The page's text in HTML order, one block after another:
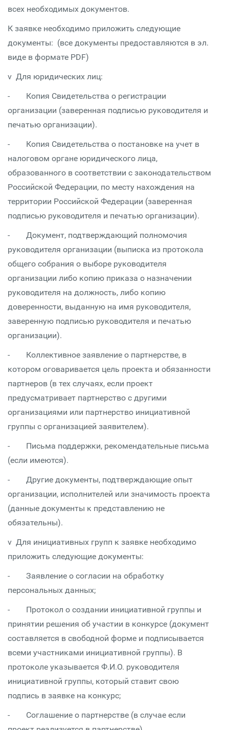
всех необходимых документов.
К заявке необходимо приложить следующие
документы: (все документы предоставляются в эл.
виде в формате PDF)
v Для юридических лиц:
- Копия Свидетельства о регистрации
организации (заверенная подписью руководителя и
печатью организации).
- Копия Свидетельства о постановке на учет в
налоговом органе юридического лица,
образованного в соответствии с законодательством
Российской Федерации, по месту нахождения на
территории Российской Федерации (заверенная
подписью руководителя и печатью организации).
- Документ, подтверждающий полномочия
руководителя организации (выписка из протокола
общего собрания о выборе руководителя
организации либо копию приказа о назначении
руководителя на должность, либо копию
доверенности, выданную на имя руководителя,
заверенную подписью руководителя и печатью
организации).
- Коллективное заявление о партнерстве, в
котором оговаривается цель проекта и обязанности
партнеров (в тех случаях, если проект
предусматривает партнерство с другими
организациями или партнерство инициативной
группы с организацией заявителем).
- Письма поддержки, рекомендательные письма
(если имеются).
- Другие документы, подтверждающие опыт
организации, исполнителей или значимость проекта
(данные документы к представлению не
обязательны).
v Для инициативных групп к заявке необходимо
приложить следующие документы:
- Заявление о согласии на обработку
персональных данных;
- Протокол о создании инициативной группы и
принятии решения об участии в конкурсе (документ
составляется в свободной форме и подписывается
всеми участниками инициативной группы). В
протоколе указывается Ф.И.О. руководителя
инициативной группы, который ставит свою
подпись в заявке на конкурс;
- Соглашение о партнерстве (в случае если